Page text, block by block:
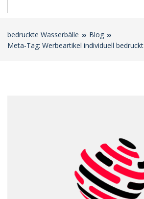
bedruckte Wasserbälle
Blog
Meta-Tag: Werbeartikel individuell bedruckt